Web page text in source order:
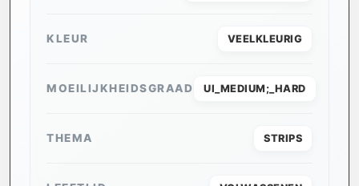
KLEUR VEELKLEURIG
MOEILIJKHEIDSGRAAD UI_MEDIUM;_HARD
THEMA STRIPS